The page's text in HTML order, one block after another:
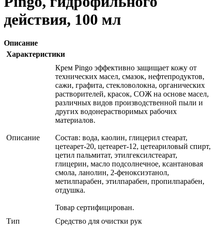
действия, 100 мл
Описание
Характеристики
Описание
Крем Pingo эффективно защищает кожу от
технических масел, смазок, нефтепродуктов,
сажи, графита, стекловолокна, органических
растворителей, красок, СОЖ на основе масел,
различных видов производственной пыли и
других водонерастворимых рабочих
материалов.
Состав: вода, каолин, глицерил стеарат,
цетеарет-20, цетеарет-12, цетеариловый спирт,
цетил пальмитат, этилгексилстеарат,
глицерин, масло подсолнечное, ксантановая
смола, ланолин, 2-феноксиэтанол,
метилпарабен, этилпарабен, пропилпарабен,
отдушка.
Товар сертифицирован.
Тип
Средство для очистки рук